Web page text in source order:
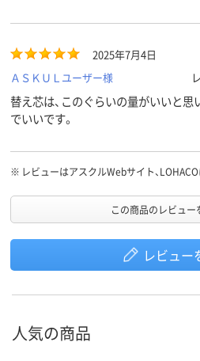
2025年7月4日
ＡＳＫＵＬユーザー様
替え芯は、このぐらいの量がいいと
でいいです。
※ レビューはアスクルWebサイト、
この商品のレビュー
レビュー
人気の商品